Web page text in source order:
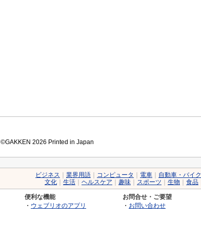
©GAKKEN 2026 Printed in Japan
ビジネス 業界用語 コンピュータ 電車 自動車・バイク
文化
生活 ヘルスケア 趣味 スポーツ 生物 食品
便利な機能
・ ウェブリオのアプリ
お問合せ・ご要望
・ お問い合わせ